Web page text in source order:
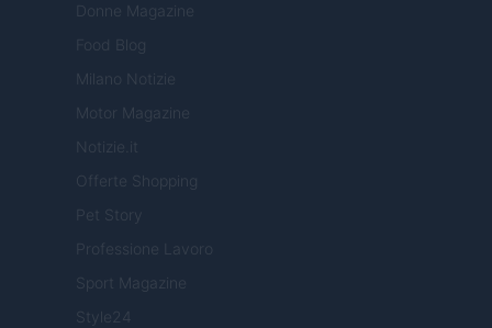
Donne Magazine
Food Blog
Milano Notizie
Motor Magazine
Notizie.it
Offerte Shopping
Pet Story
Professione Lavoro
Sport Magazine
Style24